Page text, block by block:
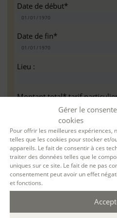
Gérer le
cookies
Pour offrir les meilleures expériences,
telles que les cookies pour stocker et/
appareils. Le fait de consentir à ces
traiter des données telles que le
uniques sur ce site. Le fait de ne pas
consentement peut avoir un effet
et fonctions.
Date de début*
Date de fin*
Lieu :
Montant total* tarif
Pour un atelier à distance par
invitons à vérifier au
configuration minimale
dans les meilleures
matérielle requise pour
Learn